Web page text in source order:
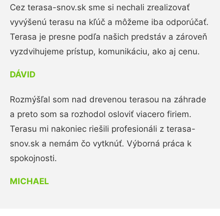
Cez terasa-snov.sk sme si nechali zrealizovať
vyvýšenú terasu na kľúč a môžeme iba odporúčať.
Terasa je presne podľa našich predstáv a zároveň
vyzdvihujeme prístup, komunikáciu, ako aj cenu.
DÁVID
Rozmýšľal som nad drevenou terasou na záhrade
a preto som sa rozhodol osloviť viacero firiem.
Terasu mi nakoniec riešili profesionáli z terasa-
snov.sk a nemám čo vytknúť. Výborná práca k
spokojnosti.
MICHAEL